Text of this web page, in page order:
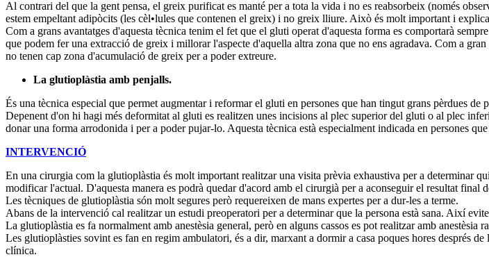
Al contrari del que la gent pensa, el greix purificat es manté per a tota la vida i no es reabsorbeix (només
estem empeltant adipòcits (les cèl•lules que contenen el greix) i no greix lliure. Això és molt important i
Com a grans avantatges d'aquesta tècnica tenim el fet que el gluti operat d'aquesta forma es comportarà
que podem fer una extracció de greix i millorar l'aspecte d'aquella altra zona que no ens agradava. Com a
no tenen cap zona d'acumulació de greix per a poder extreure.
La glutioplàstia amb penjalls.
És una tècnica especial que permet augmentar i reformar el gluti en persones que han tingut grans pèrdues
Depenent d'on hi hagi més deformitat al gluti es realitzen unes incisions al plec superior del gluti o al plec
donar una forma arrodonida i per a poder pujar-lo. Aquesta tècnica està especialment indicada en persones
INTERVENCIÓ
En una cirurgia com la glutioplàstia és molt important realitzar una visita prèvia exhaustiva per a determinar
modificar l'actual. D'aquesta manera es podrà quedar d'acord amb el cirurgià per a aconseguir el resultat final
Les tècniques de glutioplàstia són molt segures però requereixen de mans expertes per a dur-les a terme.
Abans de la intervenció cal realitzar un estudi preoperatori per a determinar que la persona està sana. Així
La glutioplàstia es fa normalment amb anestèsia general, però en alguns cassos es pot realitzar amb anestèsia
Les glutioplàsties sovint es fan en regim ambulatori, és a dir, marxant a dormir a casa poques hores després
clínica.